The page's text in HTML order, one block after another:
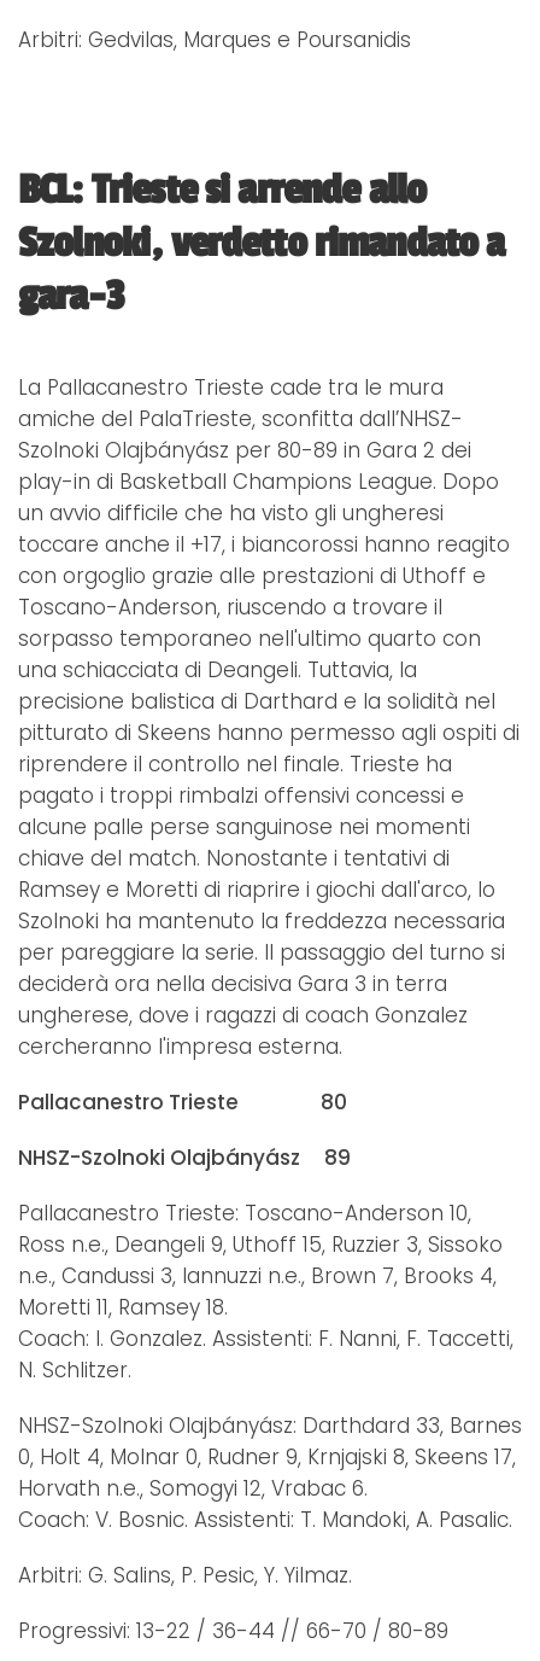
Arbitri: Gedvilas, Marques e Poursanidis
BCL: Trieste si arrende allo
Szolnoki, verdetto rimandato a
gara-3
La Pallacanestro Trieste cade tra le mura
amiche del PalaTrieste, sconfitta dall’NHSZ-
Szolnoki Olajbányász per 80-89 in Gara 2 dei
play-in di Basketball Champions League. Dopo
un avvio difficile che ha visto gli ungheresi
toccare anche il +17, i biancorossi hanno reagito
con orgoglio grazie alle prestazioni di Uthoff e
Toscano-Anderson, riuscendo a trovare il
sorpasso temporaneo nell'ultimo quarto con
una schiacciata di Deangeli. Tuttavia, la
precisione balistica di Darthard e la solidità nel
pitturato di Skeens hanno permesso agli ospiti di
riprendere il controllo nel finale. Trieste ha
pagato i troppi rimbalzi offensivi concessi e
alcune palle perse sanguinose nei momenti
chiave del match. Nonostante i tentativi di
Ramsey e Moretti di riaprire i giochi dall'arco, lo
Szolnoki ha mantenuto la freddezza necessaria
per pareggiare la serie. Il passaggio del turno si
deciderà ora nella decisiva Gara 3 in terra
ungherese, dove i ragazzi di coach Gonzalez
cercheranno l'impresa esterna.
Pallacanestro Trieste 80
NHSZ-Szolnoki Olajbányász 89
Pallacanestro Trieste: Toscano-Anderson 10,
Ross n.e., Deangeli 9, Uthoff 15, Ruzzier 3, Sissoko
n.e., Candussi 3, Iannuzzi n.e., Brown 7, Brooks 4,
Moretti 11, Ramsey 18.
Coach: I. Gonzalez. Assistenti: F. Nanni, F. Taccetti,
N. Schlitzer.
NHSZ-Szolnoki Olajbányász: Darthdard 33, Barnes
0, Holt 4, Molnar 0, Rudner 9, Krnjajski 8, Skeens 17,
Horvath n.e., Somogyi 12, Vrabac 6.
Coach: V. Bosnic. Assistenti: T. Mandoki, A. Pasalic.
Arbitri: G. Salins, P. Pesic, Y. Yilmaz.
Progressivi: 13-22 / 36-44 // 66-70 / 80-89